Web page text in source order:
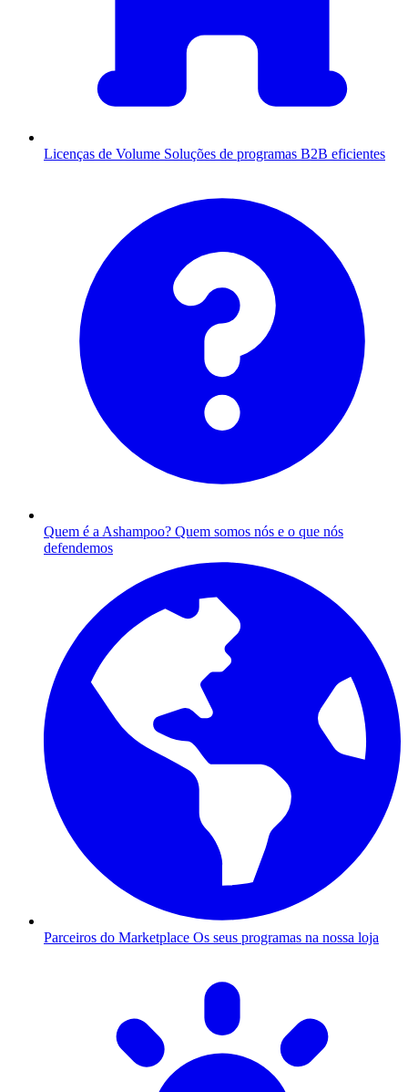
Licenças de Volume Soluções de programas B2B eficientes
Quem é a Ashampoo? Quem somos nós e o que nós
defendemos
Parceiros do Marketplace Os seus programas na nossa loja